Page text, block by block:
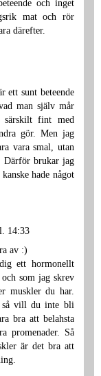
och inget
mat och rör
därefter.
ett sunt beteende
man själv mår
fint med
gör. Men jag
vara smal, utan
Därför brukar jag
hade något
14:33
av :)
ett hormonellt
som jag skrev
muskler du har.
så vill du inte bli
bra att belahsta
promenader. Så
är det bra att